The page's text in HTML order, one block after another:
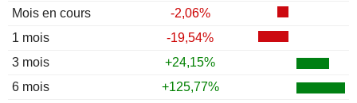
Mois en cours
-2,06%
1 mois
-19,54%
3 mois
+24,15%
6 mois
+125,77%